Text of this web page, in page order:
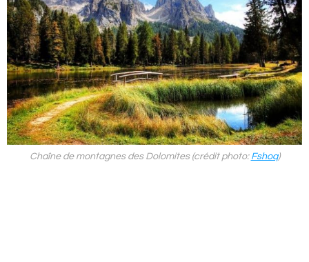
Chaîne de montagnes des Dolomites (crédit photo: Fshoq)